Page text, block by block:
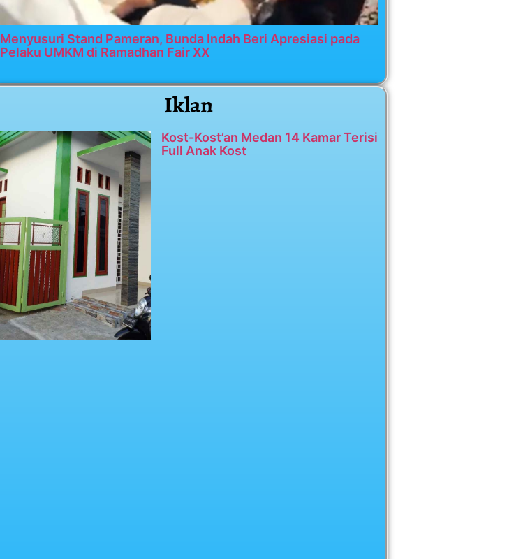
Menyusuri Stand Pameran, Bunda Indah Beri Apresiasi pada
Pelaku UMKM di Ramadhan Fair XX
Iklan
Kost-Kost’an Medan 14 Kamar Terisi
Full Anak Kost